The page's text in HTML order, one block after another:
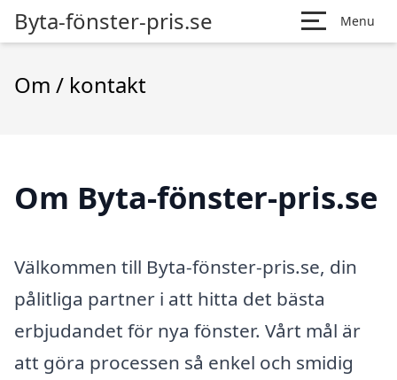
Byta-fönster-pris.se Menu
Om / kontakt
Om Byta-fönster-pris.se
Välkommen till Byta-fönster-pris.se, din
pålitliga partner i att hitta det bästa
erbjudandet för nya fönster. Vårt mål är
att göra processen så enkel och smidig